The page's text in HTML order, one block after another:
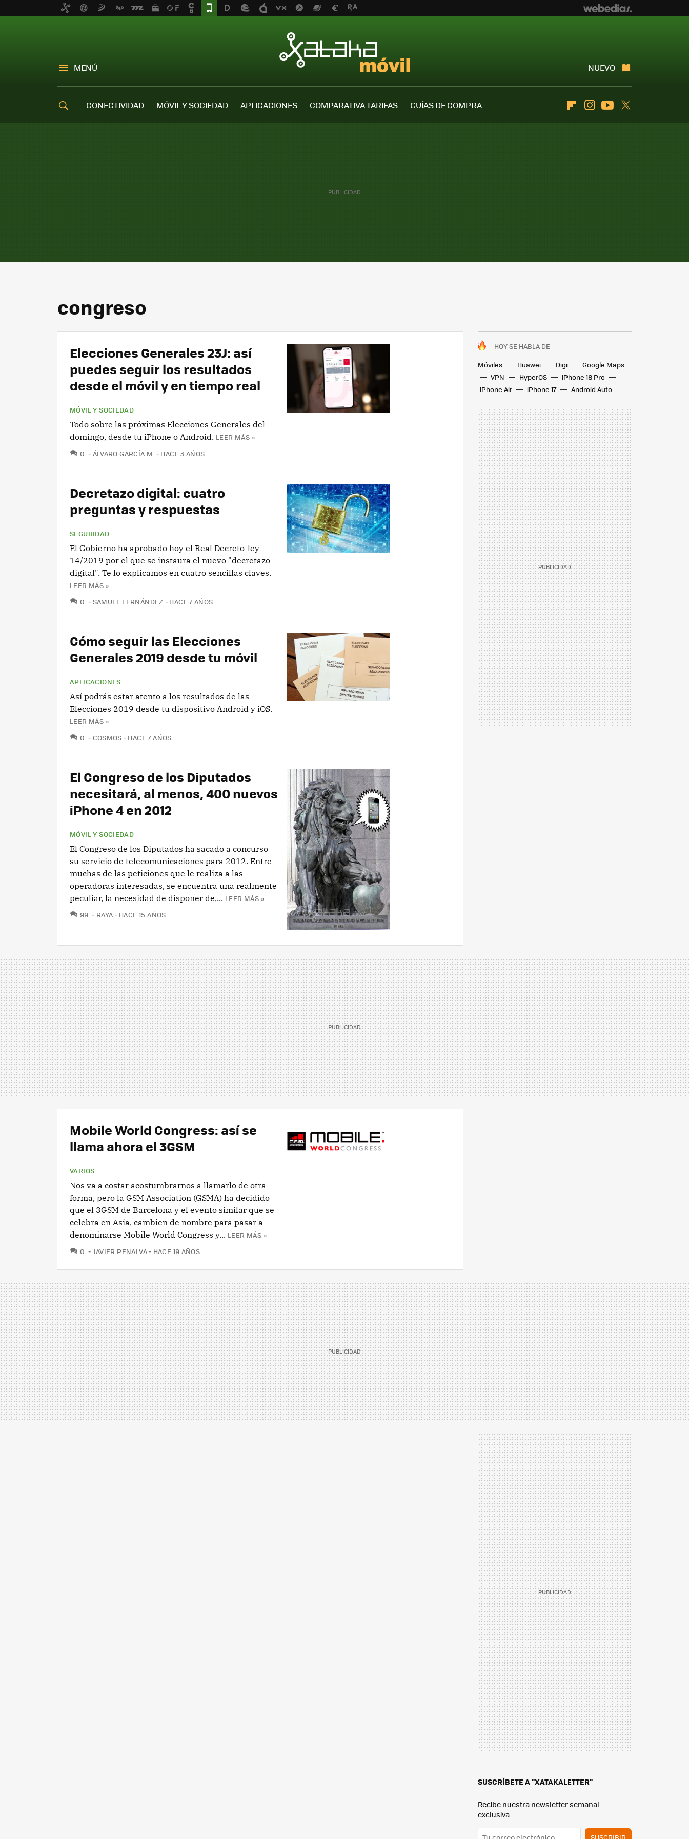
MENÚ NUEVO
CONECTIVIDAD MÓVIL Y SOCIEDAD APLICACIONES COMPARATIVA TARIFAS
GUÍAS DE COMPRA
FlipboardInstagramYoutube
congreso
HOY SE HABLA DE
Móviles
Huawei Digi
Google Maps
VPN
HyperOS
iPhone 18 Pro
iPhone Air
iPhone 17 Android Auto
Elecciones Generales 23J: así
puedes seguir los resultados
desde el móvil y en tiempo real
MÓVIL Y SOCIEDAD
Todo sobre las próximas Elecciones Generales del
domingo, desde tu iPhone o Android. LEER MÁS »
0 COMENTARIOS
ÁLVARO GARCÍA M. HACE 3 AÑOS
Decretazo digital: cuatro
preguntas y respuestas
SEGURIDAD
El Gobierno ha aprobado hoy el Real Decreto-ley
14/2019 por el que se instaura el nuevo "decretazo
digital". Te lo explicamos en cuatro sencillas claves.
LEER MÁS »
0 COMENTARIOS
SAMUEL FERNÁNDEZ HACE 7 AÑOS
Cómo seguir las Elecciones
Generales 2019 desde tu móvil
APLICACIONES
Así podrás estar atento a los resultados de las
Elecciones 2019 desde tu dispositivo Android y iOS.
LEER MÁS »
0 COMENTARIOS
COSMOS HACE 7 AÑOS
El Congreso de los Diputados
necesitará, al menos, 400 nuevos
iPhone 4 en 2012
MÓVIL Y SOCIEDAD
El Congreso de los Diputados ha sacado a concurso
su servicio de telecomunicaciones para 2012. Entre
muchas de las peticiones que le realiza a las
operadoras interesadas, se encuentra una realmente
peculiar, la necesidad de disponer de,... LEER MÁS »
99 COMENTARIOS
RAYA HACE 15 AÑOS
Mobile World Congress: así se
llama ahora el 3GSM
VARIOS
Nos va a costar acostumbrarnos a llamarlo de otra
forma, pero la GSM Association (GSMA) ha decidido
que el 3GSM de Barcelona y el evento similar que se
celebra en Asia, cambien de nombre para pasar a
denominarse Mobile World Congress y... LEER MÁS »
0 COMENTARIOS
JAVIER PENALVA HACE 19 AÑOS
SUSCRÍBETE A "XATAKALETTER"
Recibe nuestra newsletter semanal
exclusiva
SUSCRIBIR